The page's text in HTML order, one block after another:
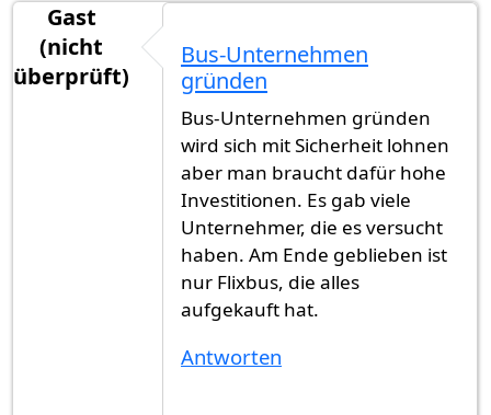
Gast
(nicht
überprüft)
Bus-Unternehmen
gründen
Bus-Unternehmen gründen
wird sich mit Sicherheit lohnen
aber man braucht dafür hohe
Investitionen. Es gab viele
Unternehmer, die es versucht
haben. Am Ende geblieben ist
nur Flixbus, die alles
aufgekauft hat.
Antworten